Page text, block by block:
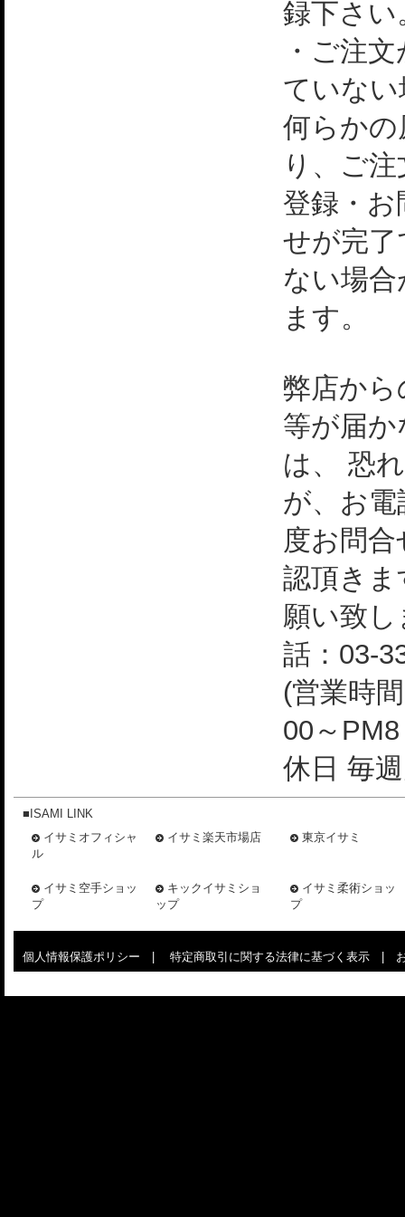
録下さい
・ご注
ていない
何らか
り、ご
登録・
せが完
ない場
ます。
弊店か
等が届
は、 恐
が、お
度お問
認頂き
願い致
話：03-
(営業時
00～
休日 毎
■ISAMI LINK
イサミオフィシャ
ル
イサミ楽天市場店 東京イサミ
イサミ空手ショッ
プ
キックイサミショ
ップ
イサミ柔術ショッ
プ
個人情報保護ポリシー 特定商取引に関する法律に基づく表示